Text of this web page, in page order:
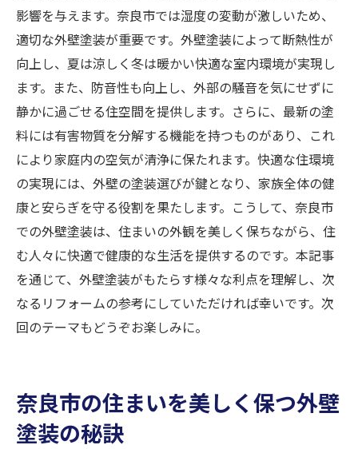
影響を与えます。奈良市では湿度の変動が激しいため、
適切な外壁塗装が重要です。外壁塗装によって断熱性が
向上し、夏は涼しく冬は暖かい快適な室内環境が実現し
ます。また、防音性も向上し、外部の騒音を気にせずに
静かに過ごせる住空間を提供します。さらに、最新の塗
料には有害物質を分解する機能を持つものがあり、これ
により家庭内の空気が清浄に保たれます。快適な住環境
の実現には、外壁の塗装選びが鍵となり、家族全体の健
康と安らぎを守る役割を果たします。こうして、奈良市
での外壁塗装は、住まいの外観を美しく保ちながら、住
む人々に快適で健康的な生活を提供するのです。本記事
を通じて、外壁塗装がもたらす様々な利点を理解し、次
なるリフォームの参考にしていただければ幸いです。次
回のテーマもどうぞお楽しみに。
奈良市の住まいを美しく保つ外壁
塗装の秘訣